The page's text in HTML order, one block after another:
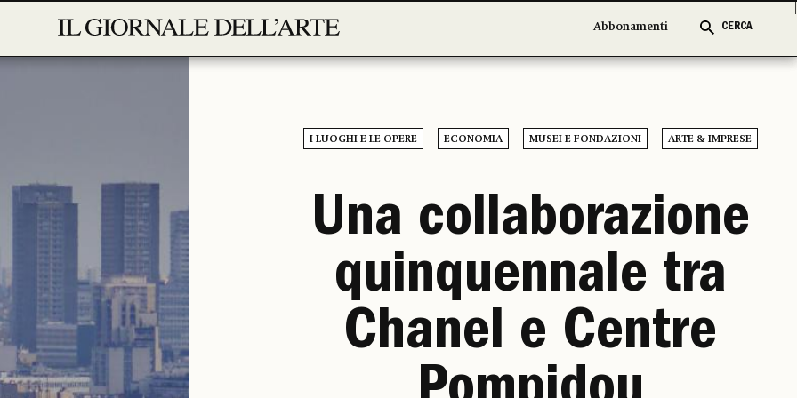
Abbonamenti CERCA
Abbonamenti CERCA
I LUOGHI E LE OPERE ECONOMIA MUSEI E FONDAZIONI ARTE & IMPRESE
Una collaborazione
quinquennale tra
Chanel e Centre